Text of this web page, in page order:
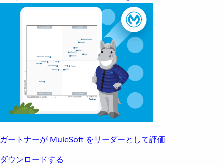
ガートナーが MuleSoft をリーダーとして評価
ダウンロードする